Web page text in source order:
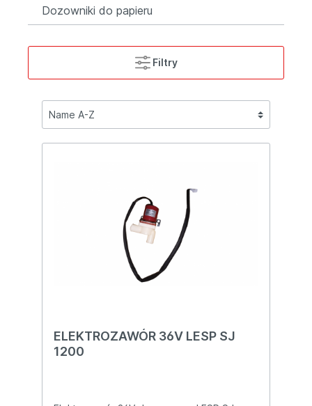
Dozowniki do papieru
Filtry
ELEKTROZAWÓR 36V LESP SJ
1200